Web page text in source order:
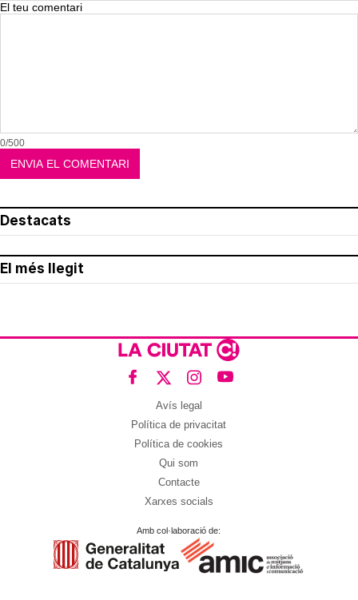
El teu comentari
0/500
Destacats
El més llegit
Avís legal
Política de privacitat
Política de cookies
Qui som
Contacte
Xarxes socials
Amb col·laboració de: